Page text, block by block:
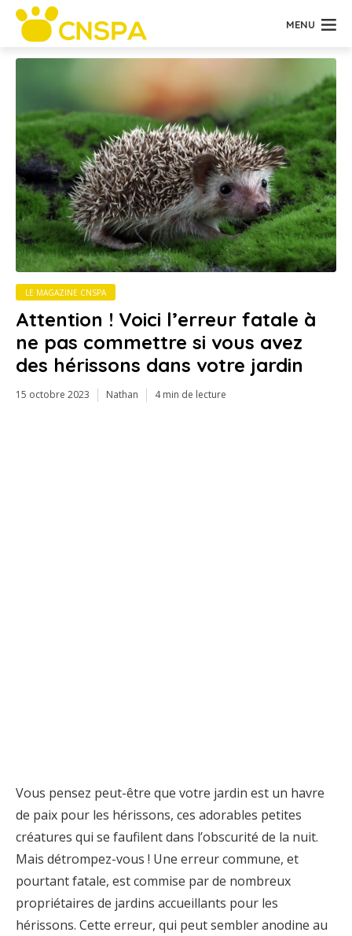
MENU
LE MAGAZINE CNSPA
Attention ! Voici l’erreur fatale à
ne pas commettre si vous avez
des hérissons dans votre jardin
15 octobre 2023 Nathan 4 min de lecture
Vous pensez peut-être que votre jardin est un havre
de paix pour les hérissons, ces adorables petites
créatures qui se faufilent dans l’obscurité de la nuit.
Mais détrompez-vous ! Une erreur commune, et
pourtant fatale, est commise par de nombreux
propriétaires de jardins accueillants pour les
hérissons. Cette erreur, qui peut sembler anodine au